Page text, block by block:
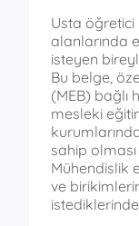
Usta
alanlarında
isteyen
Bu belge,
(MEB) bağlı
mesleki
sahip
Mühendislik
ve